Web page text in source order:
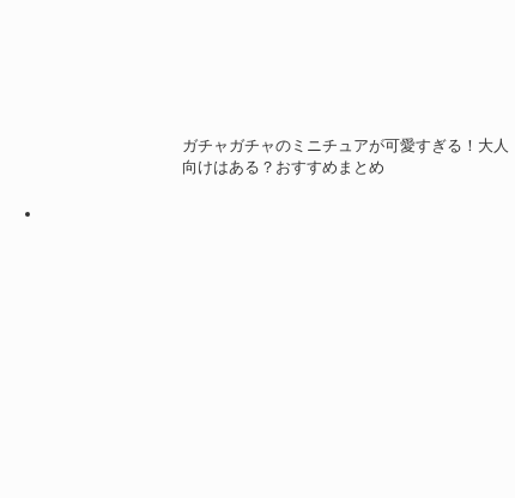
ガチャガチャのミニチュアが可愛すぎる！大人
向けはある？おすすめまとめ